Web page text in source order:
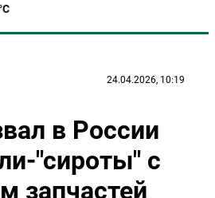
24.04.2026, 10:19
в России
"сироты" с
запчастей